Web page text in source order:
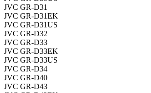
JVC GR-D31
JVC GR-D31EK
JVC GR-D31US
JVC GR-D32
JVC GR-D33
JVC GR-D33EK
JVC GR-D33US
JVC GR-D34
JVC GR-D40
JVC GR-D43